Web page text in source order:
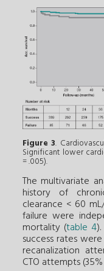
Figure 3.
Significant lower
= .005).
The multivariate
history of
clearance < 60
failure were
mortality (table 4
success rates
recanalization
CTO attempts